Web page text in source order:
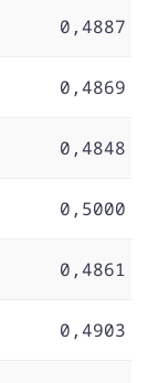
0,4887
0,4869
0,4848
0,5000
0,4861
0,4903